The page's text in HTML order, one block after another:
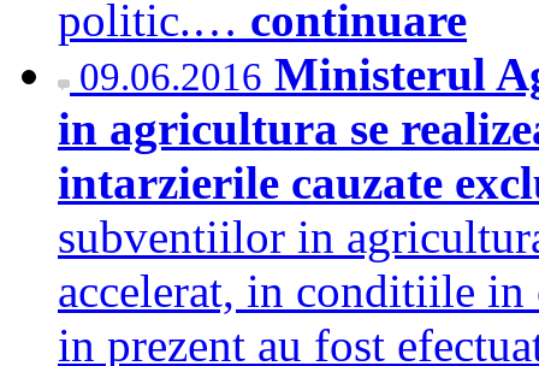
politic.… continuare
09.06.2016 Ministerul
in agricultura se
intarzierile cauzate
subventiilor in
accelerat, in conditiile in
in prezent au fost